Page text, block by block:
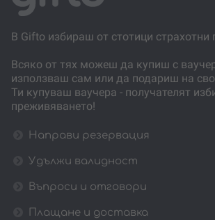
В Gifto избираш от стотици страхотни
Всяко от тях можеш да купиш с
използваш сам или да подариш на
Ти купуваш ваучера - получателят
преживяването!
Направи резервация
Удължи валидност
Въпроси и отговори
Плащане и доставка